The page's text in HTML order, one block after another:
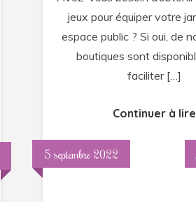
jeux pour équiper votre
espace public ? Si oui, de
boutiques sont
faciliter […]
Continuer à lire
5 septembre 2022